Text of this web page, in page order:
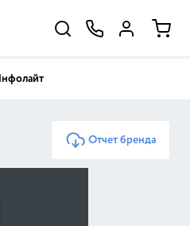
Отчет бренда